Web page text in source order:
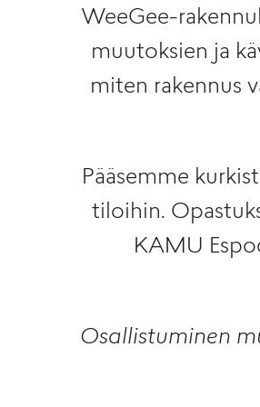
WeeGee-
muutoksien ja
miten rakennus
Pääsemme
tiloihin.
KAMU
Osallistuminen